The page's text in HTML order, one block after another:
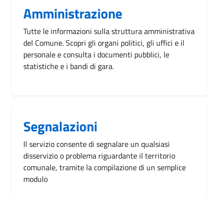
Amministrazione
Tutte le informazioni sulla struttura amministrativa
del Comune. Scopri gli organi politici, gli uffici e il
personale e consulta i documenti pubblici, le
statistiche e i bandi di gara.
Segnalazioni
Il servizio consente di segnalare un qualsiasi
disservizio o problema riguardante il territorio
comunale, tramite la compilazione di un semplice
modulo